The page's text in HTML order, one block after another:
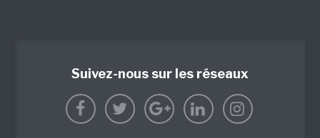
Suivez-nous sur les réseaux